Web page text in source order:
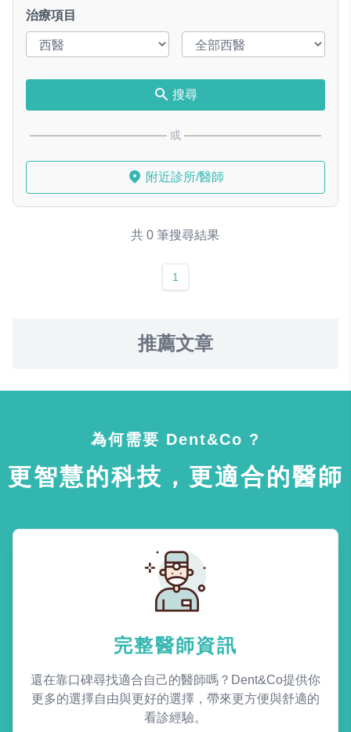
治療項目
搜尋
或
附近診所/醫師
共 0 筆搜尋結果
1
推薦文章
為何需要 Dent&Co ?
更智慧的科技，更適合的醫師
完整醫師資訊
還在靠口碑尋找適合自己的醫師嗎？Dent&Co提供你
更多的選擇自由與更好的選擇，帶來更方便與舒適的
看診經驗。